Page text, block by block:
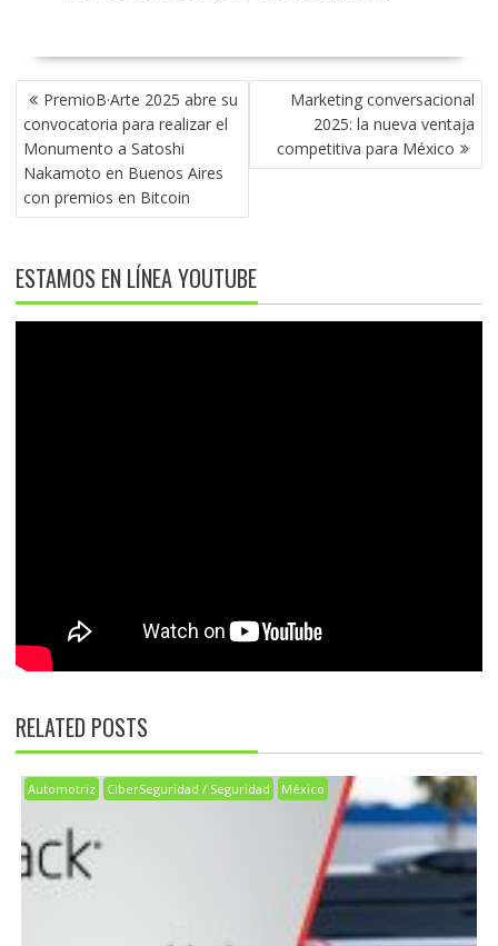
NAVEGACIÓN
DE
ENTRADAS
PremioB·Arte 2025 abre su
convocatoria para realizar el
Monumento a Satoshi
Nakamoto en Buenos Aires
con premios en Bitcoin
Marketing conversacional
2025: la nueva ventaja
competitiva para México
ESTAMOS EN LÍNEA YOUTUBE
RELATED POSTS
Automotriz CiberSeguridad / Seguridad México